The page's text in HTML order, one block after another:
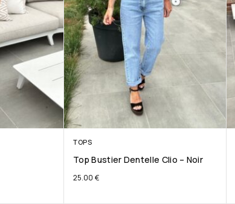
TOPS
Top Bustier Dentelle Clio – Noir
25.00 €